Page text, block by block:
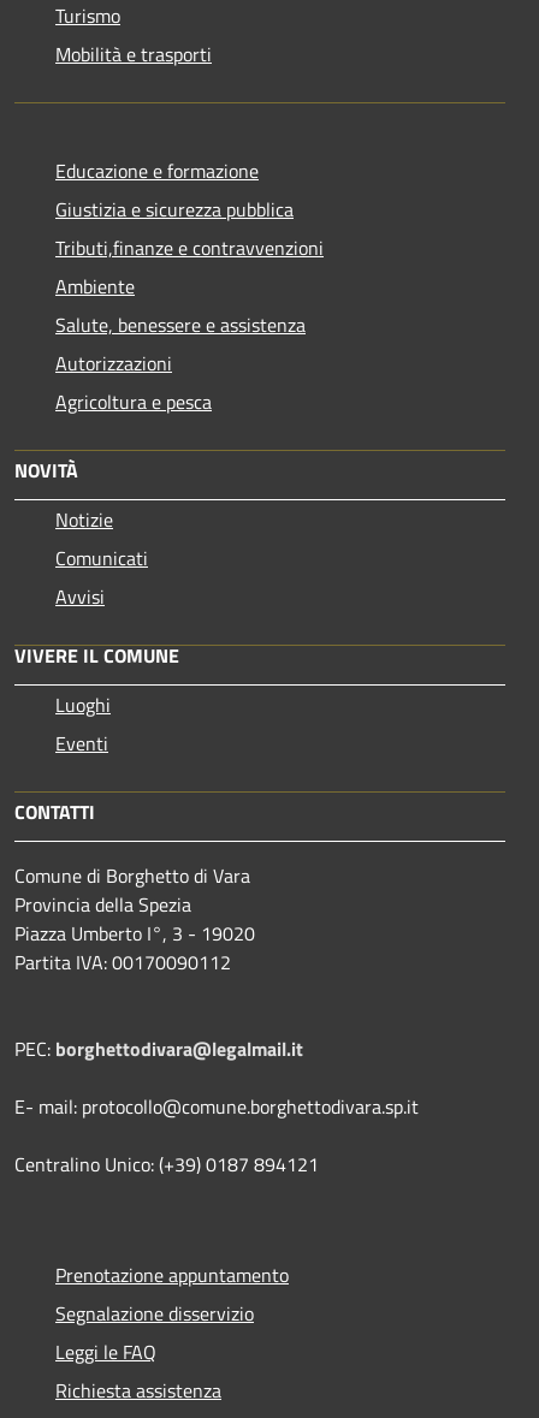
Turismo
Mobilità e trasporti
Educazione e formazione
Giustizia e sicurezza pubblica
Tributi,finanze e contravvenzioni
Ambiente
Salute, benessere e assistenza
Autorizzazioni
Agricoltura e pesca
NOVITÀ
Notizie
Comunicati
Avvisi
VIVERE IL COMUNE
Luoghi
Eventi
CONTATTI
Comune di Borghetto di Vara
Provincia della Spezia
Piazza Umberto I°, 3 - 19020
Partita IVA: 00170090112
PEC: borghettodivara@legalmail.it
E- mail: protocollo@comune.borghettodivara.sp.it
Centralino Unico: (+39) 0187 894121
Prenotazione appuntamento
Segnalazione disservizio
Leggi le FAQ
Richiesta assistenza